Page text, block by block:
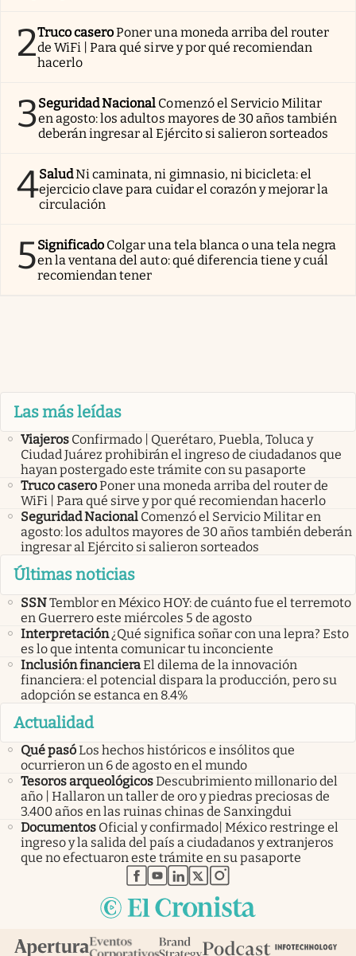
2Truco caseroPoner una moneda arriba del router
de WiFi | Para qué sirve y por qué recomiendan
hacerlo
3Seguridad Nacional Comenzó el Servicio Militar
en agosto: los adultos mayores de 30 años también
deberán ingresar al Ejército si salieron sorteados
4SaludNi caminata, ni gimnasio, ni bicicleta: el
ejercicio clave para cuidar el corazón y mejorar la
circulación
5Significado Colgar una tela blanca o una tela negra
en la ventana del auto: qué diferencia tiene y cuál
recomiendan tener
Las más leídas
Viajeros Confirmado | Querétaro, Puebla, Toluca y
Ciudad Juárez prohibirán el ingreso de ciudadanos que
hayan postergado este trámite con su pasaporte
Truco caseroPoner una moneda arriba del router de
WiFi | Para qué sirve y por qué recomiendan hacerlo
Seguridad Nacional Comenzó el Servicio Militar en
agosto: los adultos mayores de 30 años también deberán
ingresar al Ejército si salieron sorteados
Últimas noticias
SSNTemblor en México HOY: de cuánto fue el terremoto
en Guerrero este miércoles 5 de agosto
Interpretación ¿Qué significa soñar con una lepra? Esto
es lo que intenta comunicar tu inconciente
Inclusión financieraEl dilema de la innovación
financiera: el potencial dispara la producción, pero su
adopción se estanca en 8.4%
Actualidad
Qué pasóLos hechos históricos e insólitos que
ocurrieron un 6 de agosto en el mundo
Tesoros arqueológicosDescubrimiento millonario del
año | Hallaron un taller de oro y piedras preciosas de
3.400 años en las ruinas chinas de Sanxingdui
Documentos Oficial y confirmado| México restringe el
ingreso y la salida del país a ciudadanos y extranjeros
que no efectuaron este trámite en su pasaporte
abre en nueva pestaña
abre en nueva pestaña
abre en nueva pestaña
abre en nueva pestaña
abre en nueva pestaña